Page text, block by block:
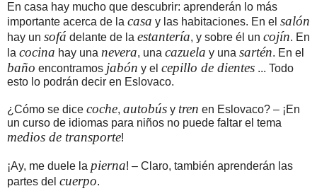
En casa hay mucho que descubrir: aprenderán lo más
importante acerca de la casa y las habitaciones. En el salón
hay un sofá delante de la estantería, y sobre él un cojín. En
la cocina hay una nevera, una cazuela y una sartén. En el
baño encontramos jabón y el cepillo de dientes ... Todo
esto lo podrán decir en Eslovaco.
¿Cómo se dice coche, autobús y tren en Eslovaco? – ¡En
un curso de idiomas para niños no puede faltar el tema
medios de transporte!
¡Ay, me duele la pierna! – Claro, también aprenderán las
partes del cuerpo.